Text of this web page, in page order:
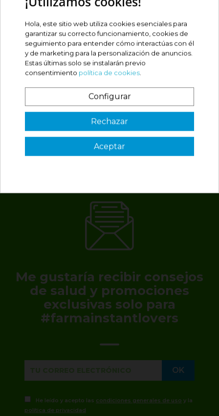
(04/08/2026)
Me gustaría recibir consejos
de salud y promociones
exclusivas solo para
#farmainstantlovers
He leído y acepto las condiciones generales de uso y la
política de privacidad
¿Es tu primera vez? ¡SORPRESA!
3 €
Hola, este sitio web utiliza cookies esenciales para
garantizar su correcto funcionamiento, cookies de
seguimiento para entender cómo interactúas con él
y de marketing para la personalización de anuncios.
Estas últimas solo se instalarán previo
consentimiento política de cookies
Configurar
Rechazar
Aceptar